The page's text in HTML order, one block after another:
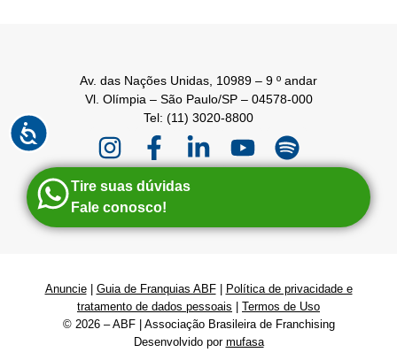
Av. das Nações Unidas, 10989 – 9 º andar
Vl. Olímpia – São Paulo/SP – 04578-000
Tel: (11) 3020-8800
Tire suas dúvidas
Fale conosco!
Anuncie| Guia de Franquias ABF|
Política de privacidade e
tratamento de dados pessoais
Termos de Uso
© 2026 – ABF | Associação Brasileira de Franchising
Desenvolvido por mufasa